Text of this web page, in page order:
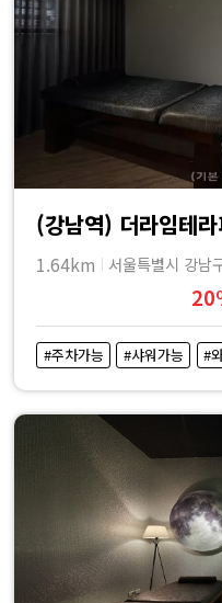
(강남역) 더라임테라
1.64km 서울특별시 강남
#주차가능 #샤워가능 #